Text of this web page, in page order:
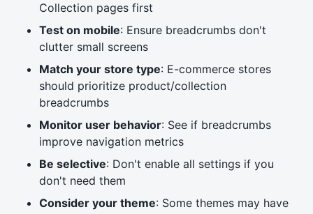
Collection pages first
Test on mobile: Ensure breadcrumbs don't
clutter small screens
Match your store type: E-commerce stores
should prioritize product/collection
breadcrumbs
Monitor user behavior: See if breadcrumbs
improve navigation metrics
Be selective: Don't enable all settings if you
don't need them
Consider your theme: Some themes may have